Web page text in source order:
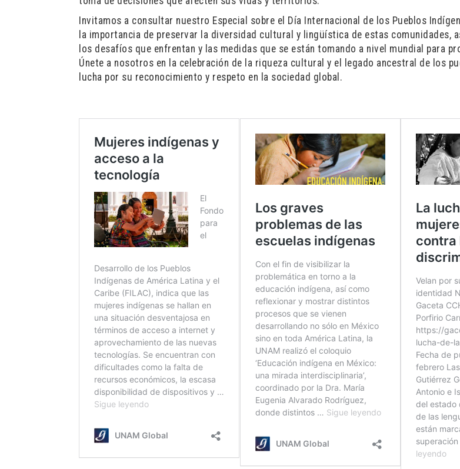
Invitamos a consultar nuestro Especial sobre el Día Internacional de los Pueblos
la importancia de preservar la diversidad cultural y lingüística de estas comunidades,
los desafíos que enfrentan y las medidas que se están tomando a nivel mundial para
Únete a nosotros en la celebración de la riqueza cultural y el legado ancestral de los
lucha por su reconocimiento y respeto en la sociedad global.